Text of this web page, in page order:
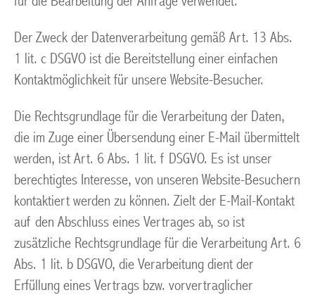
Der Zweck der Datenverarbeitung gemäß Art. 13 Abs.
1 lit. c DSGVO ist die Bereitstellung einer einfachen
Kontaktmöglichkeit für unsere Website-Besucher.
Die Rechtsgrundlage für die Verarbeitung der Daten,
die im Zuge einer Übersendung einer E-Mail übermittelt
werden, ist Art. 6 Abs. 1 lit. f DSGVO. Es ist unser
berechtigtes Interesse, von unseren Website-Besuchern
kontaktiert werden zu können. Zielt der E-Mail-Kontakt
auf den Abschluss eines Vertrages ab, so ist
zusätzliche Rechtsgrundlage für die Verarbeitung Art. 6
Abs. 1 lit. b DSGVO, die Verarbeitung dient der
Erfüllung eines Vertrags bzw. vorvertraglicher